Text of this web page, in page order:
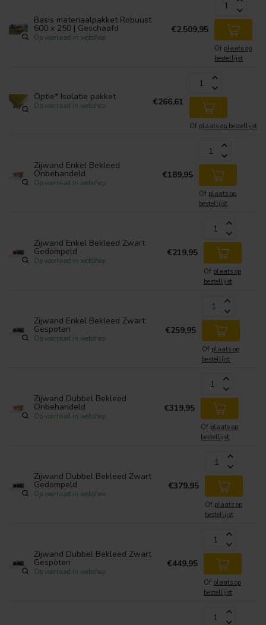
Basis materiaalpakket Robuust
600 x 250 | Geschaafd
Op voorraad in webshop
€2.509,95
Of plaats op
bestellijst
Optie* Isolatie pakket
Op voorraad in webshop €266,61
Of plaats op bestellijst
Zijwand Enkel Bekleed
Onbehandeld
Op voorraad in webshop
€189,95
Of plaats op
bestellijst
Zijwand Enkel Bekleed Zwart
Gedompeld
Op voorraad in webshop
€219,95
Of plaats op
bestellijst
Zijwand Enkel Bekleed Zwart
Gespoten
Op voorraad in webshop
€259,95
Of plaats op
bestellijst
Zijwand Dubbel Bekleed
Onbehandeld
Op voorraad in webshop
€319,95
Of plaats op
bestellijst
Zijwand Dubbel Bekleed Zwart
Gedompeld
Op voorraad in webshop
€379,95
Of plaats op
bestellijst
Zijwand Dubbel Bekleed Zwart
Gespoten
Op voorraad in webshop
€449,95
Of plaats op
bestellijst